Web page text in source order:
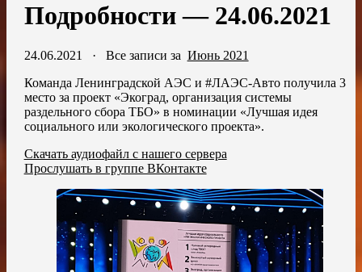
Подробности — 24.06.2021
24.06.2021 · Все записи за Июнь 2021
Команда Ленинградской АЭС и #ЛАЭС-Авто получила 3
место за проект «Экоград, организация системы
раздельного сбора ТБО» в номинации «Лучшая идея
социального или экологического проекта».
Скачать аудиофайл с нашего сервера
Прослушать в группе ВКонтакте